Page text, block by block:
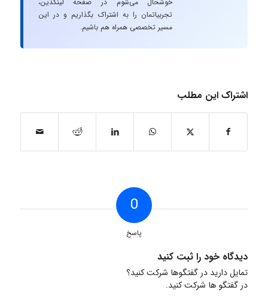
تجربیاتمان را به اشتراک بگذاریم و در این
مسیر تخصصی همراه هم باشیم.
اشتراک این مطلب
0
پاسخ
دیدگاه خود را ثبت کنید
تمایل دارید در گفتگوها شرکت کنید؟
در گفتگو ها شرکت کنید.